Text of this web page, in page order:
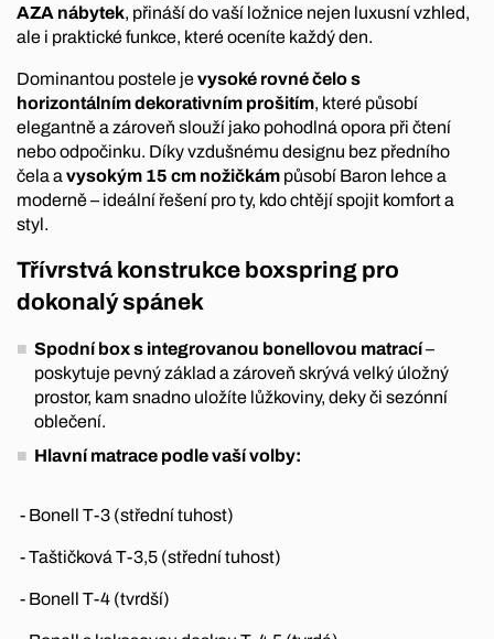
AZA nábytek, přináší do vaší ložnice nejen luxusní vzhled,
ale i praktické funkce, které oceníte každý den.
Dominantou postele jevysoké rovné čelo s
horizontálním dekorativním prošitím, které působí
elegantně a zároveň slouží jako pohodlná opora při čtení
nebo odpočinku. Díky vzdušnému designu bez předního
čela a vysokým 15 cm nožičkám působí Baron lehce a
moderně – ideální řešení pro ty, kdo chtějí spojit komfort a
styl.
Třívrstvá konstrukce boxspring pro
dokonalý spánek
Spodní box s integrovanou bonellovou matrací–
poskytuje pevný základ a zároveň skrývá velký úložný
prostor, kam snadno uložíte lůžkoviny, deky či sezónní
oblečení.
Hlavní matrace podle vaší volby:
- Bonell T-3 (střední tuhost)
- Taštičková T-3,5 (střední tuhost)
- Bonell T-4 (tvrdší)